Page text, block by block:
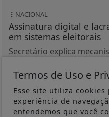
NACIONAL
Assinatura digital e
em sistemas eleitorais
Secretário explica
auditorias realizadas
GERAL
Polícia do Rio faz
dezenas de integrantes
Termos de Uso e
Esse site utiliza cookies
experiência de
entendemos que você